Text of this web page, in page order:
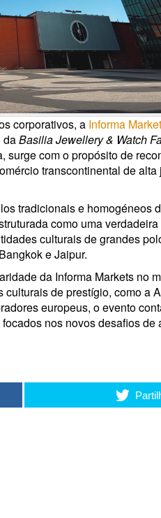
corporativos, a Informa
daBasilia Jewellery & Watch
com o propósito de
transcontinental de
tradicionais e homogéneos
como uma
culturais de grandes
e Jaipur.
da Informa Markets no
de prestígio, como a
europeus, o evento
nos novos desafios de